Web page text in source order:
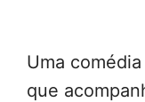
Uma
que